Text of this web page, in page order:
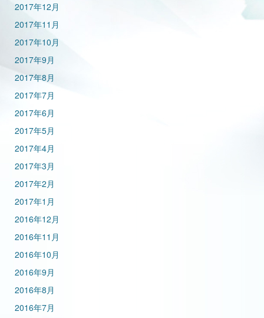
2017年12月
2017年11月
2017年10月
2017年9月
2017年8月
2017年7月
2017年6月
2017年5月
2017年4月
2017年3月
2017年2月
2017年1月
2016年12月
2016年11月
2016年10月
2016年9月
2016年8月
2016年7月